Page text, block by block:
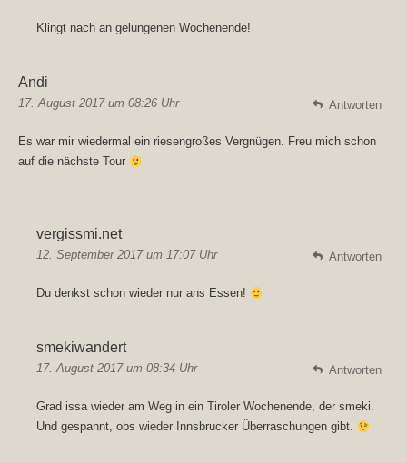
Klingt nach an gelungenen Wochenende!
Andi
17. August 2017 um 08:26 Uhr
Es war mir wiedermal ein riesengroßes Vergnügen. Freu mich schon
auf die nächste Tour
Antworten
vergissmi.net
12. September 2017 um 17:07 Uhr
Du denkst schon wieder nur ans Essen!
Antworten
smekiwandert
17. August 2017 um 08:34 Uhr
Grad issa wieder am Weg in ein Tiroler Wochenende, der smeki.
Und gespannt, obs wieder Innsbrucker Überraschungen gibt.
Antworten